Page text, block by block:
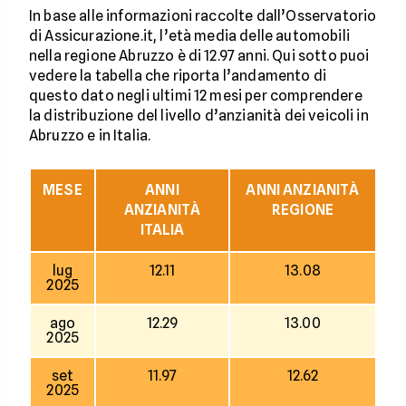
In base alle informazioni raccolte dall’Osservatorio
di Assicurazione.it, l’età media delle automobili
nella regione Abruzzo è di 12.97 anni. Qui sotto puoi
vedere la tabella che riporta l’andamento di
questo dato negli ultimi 12 mesi per comprendere
la distribuzione del livello d’anzianità dei veicoli in
Abruzzo e in Italia.
MESE
ANNI
ANZIANITÀ
ITALIA
ANNI ANZIANITÀ
REGIONE
lug
2025
12.11 13.08
ago
2025
12.29 13.00
set
2025
11.97 12.62